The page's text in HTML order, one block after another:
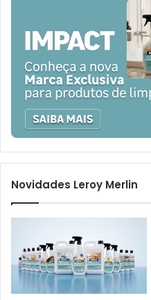
Novidades Leroy Merlin